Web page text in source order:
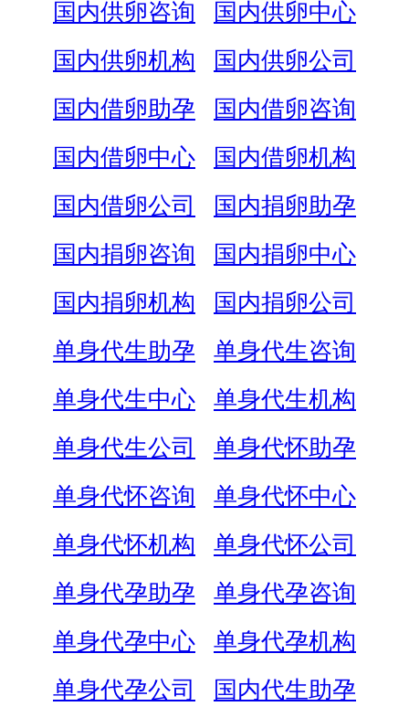
国内供卵咨询
国内供卵中心
国内供卵机构
国内供卵公司
国内借卵助孕
国内借卵咨询
国内借卵中心
国内借卵机构
国内借卵公司
国内捐卵助孕
国内捐卵咨询
国内捐卵中心
国内捐卵机构
国内捐卵公司
单身代生助孕
单身代生咨询
单身代生中心
单身代生机构
单身代生公司
单身代怀助孕
单身代怀咨询
单身代怀中心
单身代怀机构
单身代怀公司
单身代孕助孕
单身代孕咨询
单身代孕中心
单身代孕机构
单身代孕公司
国内代生助孕